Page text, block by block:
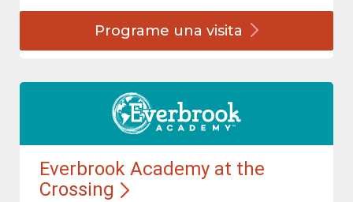
Programe una visita
Everbrook Academy at the
Crossing